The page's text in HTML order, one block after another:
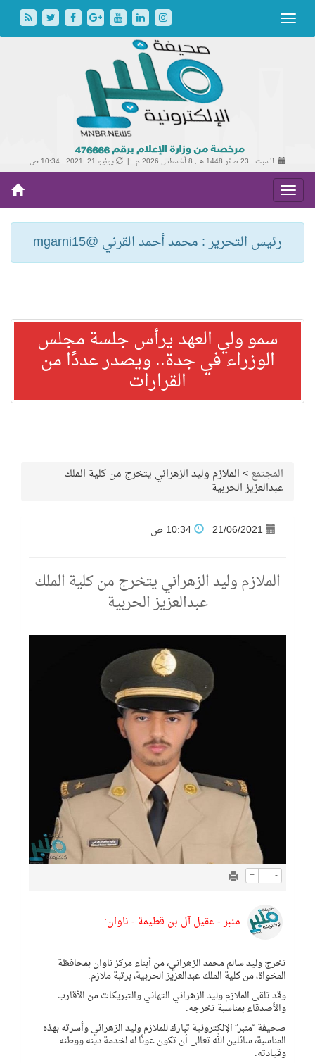
السبت , 23 صفر 1448 هـ , 8 أغسطس 2026 م | يونيو 21, 2021 , 10:34 ص
رئيس التحرير : محمد أحمد القرني @mgarni15
سمو ولي العهد يرأس جلسة مجلس
الوزراء في جدة.. ويصدر عددًا من
القرارات
المجتمع>الملازم وليد الزهراني يتخرج من كلية الملك
عبدالعزيز الحربية
21/06/2021
الملازم وليد الزهراني يتخرج من كلية الملك
عبدالعزيز الحربية
+ = -
منبر - عقيل آل بن قطيمة - ناوان:
تخرج وليد سالم محمد الزهراني، من أبناء مركز ناوان بمحافظة
المخواة، من كلية الملك عبدالعزيز الحربية، برتبة ملازم.
وقد تلقى الملازم وليد الزهراني التهاني والتبريكات من الأقارب
والأصدقاء بمناسبة تخرجه.
صحيفة “منبر” الإلكترونية تبارك للملازم وليد الزهراني وأسرته بهذه
المناسبة، سائلين الله تعالى أن تكون عونًا له لخدمة دينه ووطنه
وقيادته.